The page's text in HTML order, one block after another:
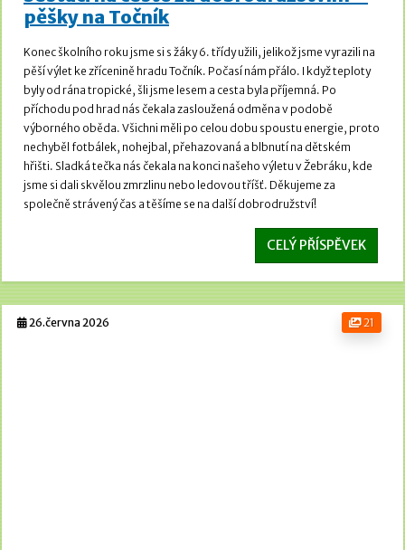
pěšky na Točník
Konec školního roku jsme si s žáky 6. třídy užili, jelikož jsme vyrazili na
pěší výlet ke zřícenině hradu Točník. Počasí nám přálo. I když teploty
byly od rána tropické, šli jsme lesem a cesta byla příjemná. Po
příchodu pod hrad nás čekala zasloužená odměna v podobě
výborného oběda. Všichni měli po celou dobu spoustu energie, proto
nechyběl fotbálek, nohejbal, přehazovaná a blbnutí na dětském
hřišti. Sladká tečka nás čekala na konci našeho výletu v Žebráku, kde
jsme si dali skvělou zmrzlinu nebo ledovou tříšť. Děkujeme za
společně strávený čas a těšíme se na další dobrodružství!
CELÝ PŘÍSPĚVEK
21
26.června 2026